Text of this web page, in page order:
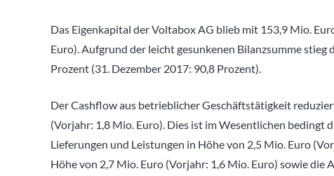
Das Eigenkapital der Voltabox AG blieb mit 153,9 Mio.
Euro). Aufgrund der leicht gesunkenen Bilanzsumme
Prozent (31. Dezember 2017: 90,8 Prozent).
Der Cashflow aus betrieblicher Geschäftstätigkeit
(Vorjahr: 1,8 Mio. Euro). Dies ist im Wesentlichen bedingt
Lieferungen und Leistungen in Höhe von 2,5 Mio. Euro
Höhe von 2,7 Mio. Euro (Vorjahr: 1,6 Mio. Euro) sowie